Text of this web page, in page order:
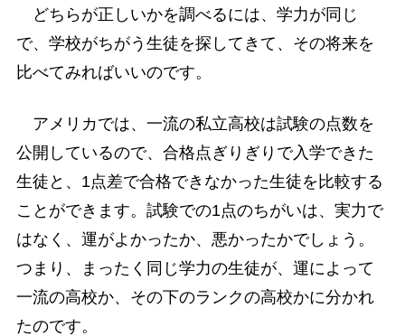
どちらが正しいかを調べるには、学力が同じ
で、学校がちがう生徒を探してきて、その将来を
比べてみればいいのです。
アメリカでは、一流の私立高校は試験の点数を
公開しているので、合格点ぎりぎりで入学できた
生徒と、1点差で合格できなかった生徒を比較する
ことができます。試験での1点のちがいは、実力で
はなく、運がよかったか、悪かったかでしょう。
つまり、まったく同じ学力の生徒が、運によって
一流の高校か、その下のランクの高校かに分かれ
たのです。